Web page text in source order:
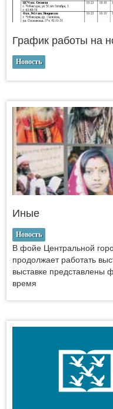
График работы на
Новость
Иные
Новость
В фойе Центральной
продолжает работать
выставке представлены
время